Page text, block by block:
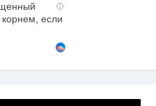
i
корнем, если